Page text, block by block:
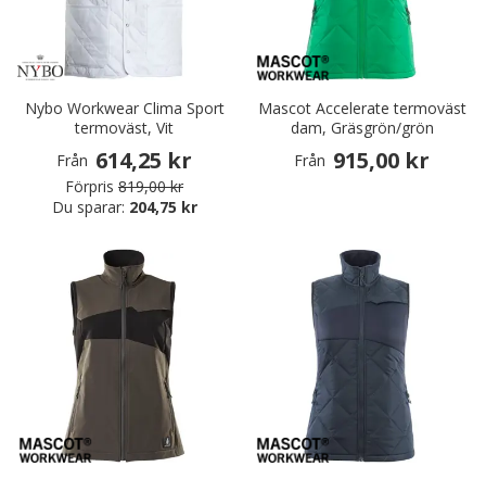
Nybo Workwear Clima Sport
termoväst, Vit
Från 614,25 kr
Förpris 819,00 kr
Du sparar: 204,75 kr
Mascot Accelerate termoväst
dam, Gräsgrön/grön
Från 915,00 kr